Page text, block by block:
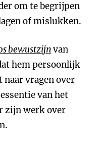
om te begrijpen
of mislukken.
bewustzijnvan
hem persoonlijk
vragen over
van het
zijn werk over